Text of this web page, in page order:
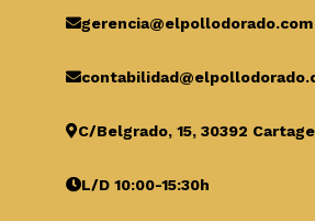
gerencia@elpollodorado.com
C/Belgrado, 15, 30392
L/D 10:00-15:30h